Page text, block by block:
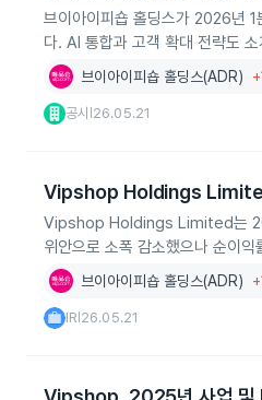
브이아이피숍 홀딩스가 2026년
다. AI 통합과 고객 확대 전략도 소
브이아이피숍 홀딩스(ADR)
공시 26.05.21
Vipshop Holdings
Vipshop Holdings Limited는
위안으로 소폭 감소했으나 순이
브이아이피숍 홀딩스(ADR)
IR 26.05.21